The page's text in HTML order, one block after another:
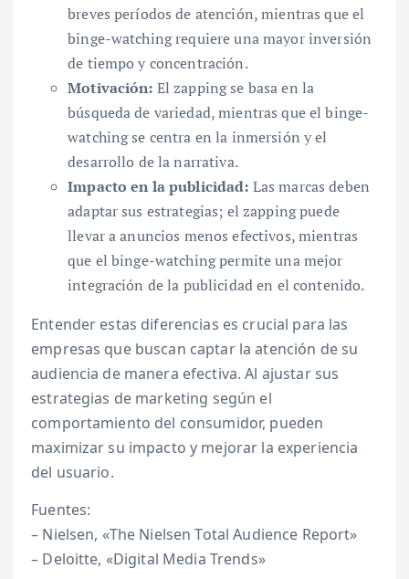
breves períodos de atención, mientras que el
binge-watching requiere una mayor inversión
de tiempo y concentración.
Motivación: El zapping se basa en la
búsqueda de variedad, mientras que el binge-
watching se centra en la inmersión y el
desarrollo de la narrativa.
Impacto en la publicidad: Las marcas deben
adaptar sus estrategias; el zapping puede
llevar a anuncios menos efectivos, mientras
que el binge-watching permite una mejor
integración de la publicidad en el contenido.
Entender estas diferencias es crucial para las
empresas que buscan captar la atención de su
audiencia de manera efectiva. Al ajustar sus
estrategias de marketing según el
comportamiento del consumidor, pueden
maximizar su impacto y mejorar la experiencia
del usuario.
Fuentes:
– Nielsen, «The Nielsen Total Audience Report»
– Deloitte, «Digital Media Trends»